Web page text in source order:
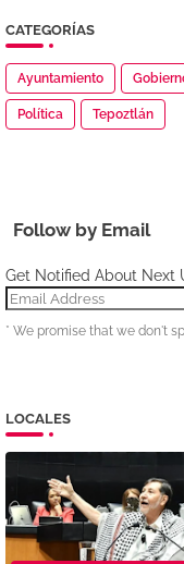
CATEGORÍAS
Ayuntamiento
Política Tepoztlán
Follow by Email
Get Notified About Next
* We promise that we don't
LOCALES